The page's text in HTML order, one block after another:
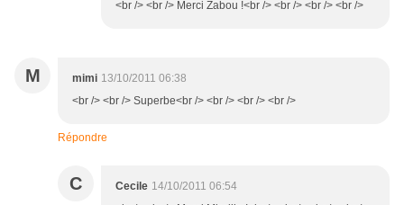
<br /> <br /> Merci Zabou !<br /> <br /> <br /> <br />
M mimi 13/10/2011 06:38
<br /> <br /> Superbe<br /> <br /> <br /> <br />
Répondre
C Cecile 14/10/2011 06:54